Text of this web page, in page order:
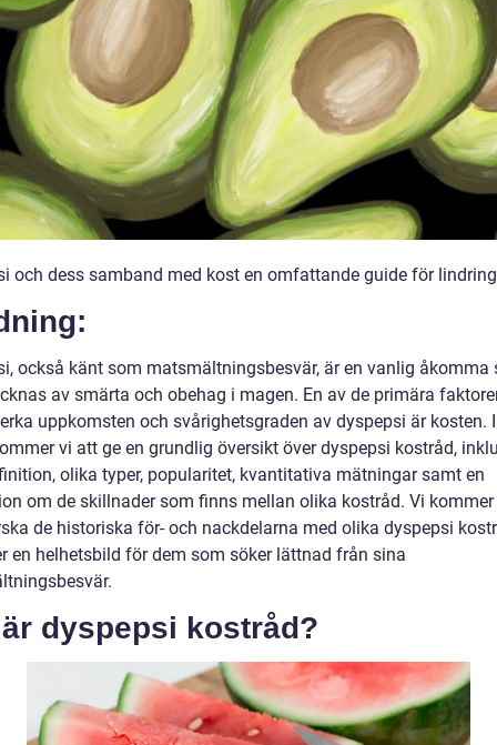
och dess samband med kost en omfattande guide för lindring
också känt som matsmältningsbesvär, är en vanlig åkomma
av smärta och obehag i magen. En av de primära
uppkomsten och svårighetsgraden av dyspepsi är kosten.
vi att ge en grundlig översikt över dyspepsi kostråd,
olika typer, popularitet, kvantitativa mätningar samt en
om de skillnader som finns mellan olika kostråd. Vi kommer
de historiska för- och nackdelarna med olika dyspepsi
en helhetsbild för dem som söker lättnad från sina
dyspepsi kostråd?